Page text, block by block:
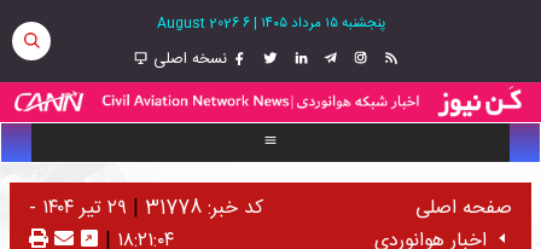
پنجشنبه ۱۵ مرداد ۱۴۰۵ |
6 August 2026
نسخه اصلی
صفحه اصلی
اخبار هوانوردی
کد خبر: 31778 |
۲۹ تیر ۱۴۰۴ -
۱۸:۲۱:۰۴ |